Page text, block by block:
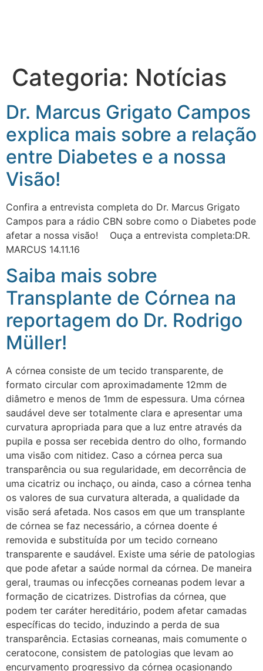
Categoria: Notícias
Dr. Marcus Grigato Campos
explica mais sobre a relação
entre Diabetes e a nossa
Visão!
Confira a entrevista completa do Dr. Marcus Grigato
Campos para a rádio CBN sobre como o Diabetes pode
afetar a nossa visão! Ouça a entrevista completa:DR.
MARCUS 14.11.16
Saiba mais sobre
Transplante de Córnea na
reportagem do Dr. Rodrigo
Müller!
A córnea consiste de um tecido transparente, de
formato circular com aproximadamente 12mm de
diâmetro e menos de 1mm de espessura. Uma córnea
saudável deve ser totalmente clara e apresentar uma
curvatura apropriada para que a luz entre através da
pupila e possa ser recebida dentro do olho, formando
uma visão com nitidez. Caso a córnea perca sua
transparência ou sua regularidade, em decorrência de
uma cicatriz ou inchaço, ou ainda, caso a córnea tenha
os valores de sua curvatura alterada, a qualidade da
visão será afetada. Nos casos em que um transplante
de córnea se faz necessário, a córnea doente é
removida e substituída por um tecido corneano
transparente e saudável. Existe uma série de patologias
que pode afetar a saúde normal da córnea. De maneira
geral, traumas ou infecções corneanas podem levar a
formação de cicatrizes. Distrofias da córnea, que
podem ter caráter hereditário, podem afetar camadas
específicas do tecido, induzindo a perda de sua
transparência. Ectasias corneanas, mais comumente o
ceratocone, consistem de patologias que levam ao
encurvamento progressivo da córnea ocasionando